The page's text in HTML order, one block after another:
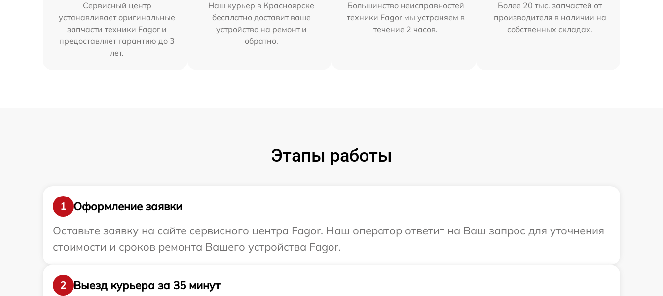
Сервисный центр
устанавливает оригинальные
запчасти техники Fagor и
предоставляет гарантию до 3
лет.
Наш курьер в Красноярске
бесплатно доставит ваше
устройство на ремонт и
обратно.
Большинство неисправностей
техники Fagor мы устраняем в
течение 2 часов.
Более 20 тыс. запчастей от
производителя в наличии на
собственных складах.
Этапы работы
1
Оформление заявки
Оставьте заявку на сайте сервисного центра Fagor. Наш оператор ответит на Ваш запрос для уточнения
стоимости и сроков ремонта Вашего устройства Fagor.
2
Выезд курьера за 35 минут